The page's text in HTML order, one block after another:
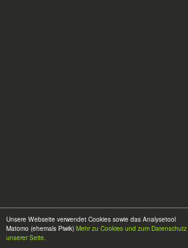
Unsere Webseite verwendet Cookies sowie das Analysetool
Matomo (ehemals Piwik) Mehr zu Cookies und zum Datenschutz
unserer Seite.
© 2026HOCH GLANZ